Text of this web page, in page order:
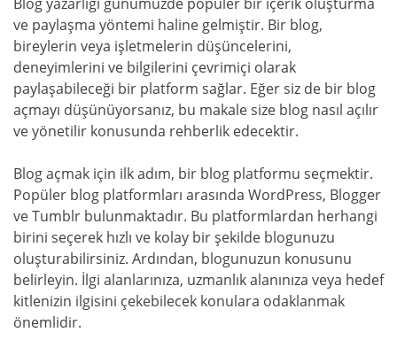
Blog yazarlığı günümüzde popüler bir içerik oluşturma
ve paylaşma yöntemi haline gelmiştir. Bir blog,
bireylerin veya işletmelerin düşüncelerini,
deneyimlerini ve bilgilerini çevrimiçi olarak
paylaşabileceği bir platform sağlar. Eğer siz de bir blog
açmayı düşünüyorsanız, bu makale size blog nasıl açılır
ve yönetilir konusunda rehberlik edecektir.
Blog açmak için ilk adım, bir blog platformu seçmektir.
Popüler blog platformları arasında WordPress, Blogger
ve Tumblr bulunmaktadır. Bu platformlardan herhangi
birini seçerek hızlı ve kolay bir şekilde blogunuzu
oluşturabilirsiniz. Ardından, blogunuzun konusunu
belirleyin. İlgi alanlarınıza, uzmanlık alanınıza veya hedef
kitlenizin ilgisini çekebilecek konulara odaklanmak
önemlidir.